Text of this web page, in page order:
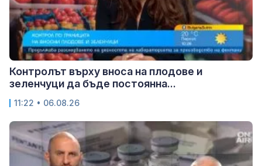
Контролът върху вноса на плодове и
зеленчуци да бъде постоянна...
11:22 • 06.08.26